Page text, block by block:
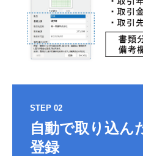
STEP 02
自動で取り込ん
登録